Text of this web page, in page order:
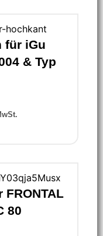
für iGu
& Typ
80